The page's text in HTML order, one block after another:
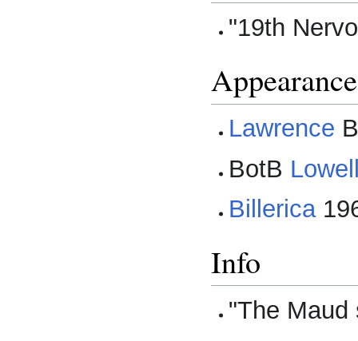
"19th
Lawrence
BotB
Billerica
Info
"The Maud